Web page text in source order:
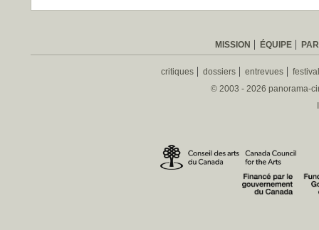
MISSION ÉQUIPE
critiques dossiers entrevues
© 2003 - 2026 panorama-